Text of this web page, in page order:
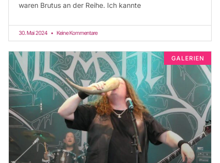
waren Brutus an der Reihe. Ich kannte
30. Mai 2024 Keine Kommentare
GALERIEN